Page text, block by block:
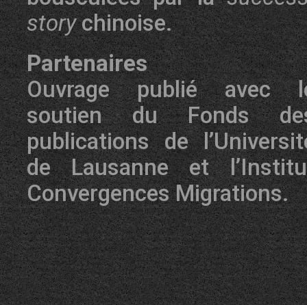
storychinoise.
Partenaires
Ouvrage publié avec
soutien du Fonds
publications de
de Lausanne et
Convergences Migrations.